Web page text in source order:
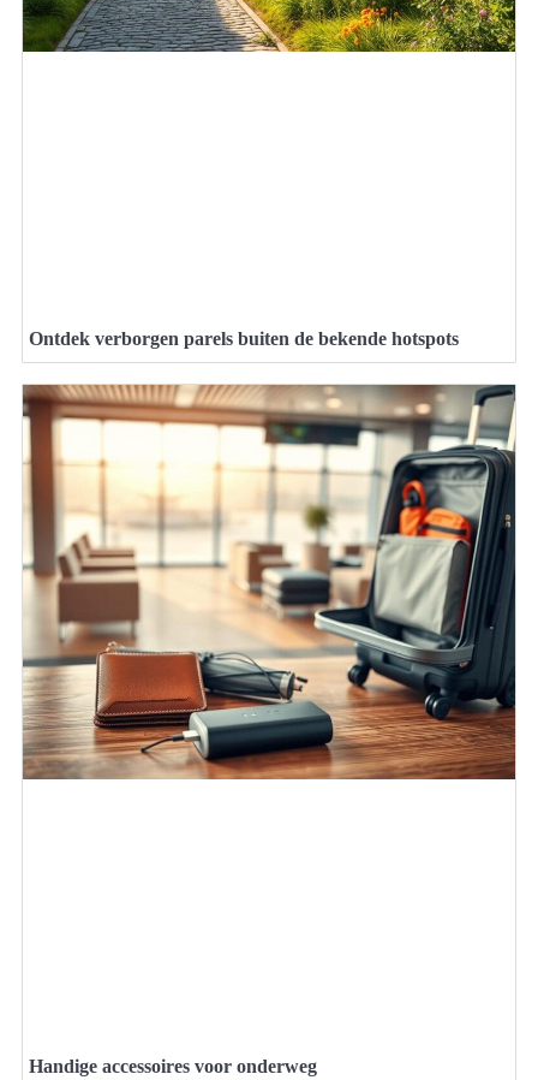
Ontdek verborgen parels buiten de bekende hotspots
Handige accessoires voor onderweg